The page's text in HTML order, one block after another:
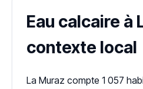
Eau calcaire à
contexte local
La Muraz compte 1 057